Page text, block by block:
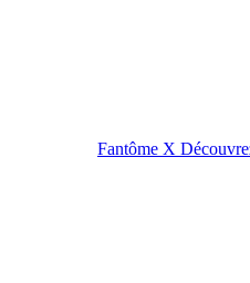
Fantôme X